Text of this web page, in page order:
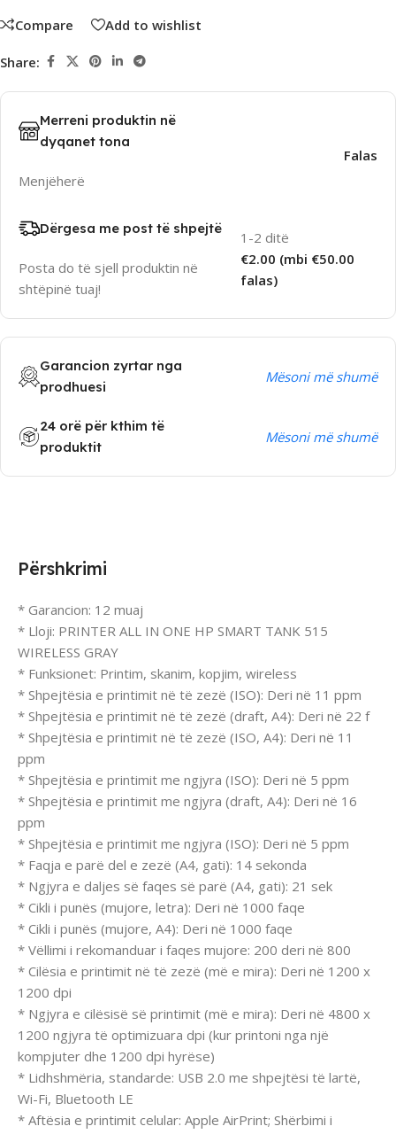
Compare Add to wishlist
Share:
Merreni produktin në
dyqanet tona
Menjëherë
Falas
Dërgesa me post të shpejtë
Posta do të sjell produktin në
shtëpinë tuaj!
1-2 ditë
€2.00 (mbi €50.00
falas)
Garancion zyrtar nga
prodhuesi
Mësoni më shumë
24 orë për kthim të
produktit
Mësoni më shumë
Përshkrimi
* Garancion: 12 muaj
* Lloji: PRINTER ALL IN ONE HP SMART TANK 515
WIRELESS GRAY
* Funksionet: Printim, skanim, kopjim, wireless
* Shpejtësia e printimit në të zezë (ISO): Deri në 11 ppm
* Shpejtësia e printimit në të zezë (draft, A4): Deri në 22 f
* Shpejtësia e printimit në të zezë (ISO, A4): Deri në 11
ppm
* Shpejtësia e printimit me ngjyra (ISO): Deri në 5 ppm
* Shpejtësia e printimit me ngjyra (draft, A4): Deri në 16
ppm
* Shpejtësia e printimit me ngjyra (ISO): Deri në 5 ppm
* Faqja e parë del e zezë (A4, gati): 14 sekonda
* Ngjyra e daljes së faqes së parë (A4, gati): 21 sek
* Cikli i punës (mujore, letra): Deri në 1000 faqe
* Cikli i punës (mujore, A4): Deri në 1000 faqe
* Vëllimi i rekomanduar i faqes mujore: 200 deri në 800
* Cilësia e printimit në të zezë (më e mira): Deri në 1200 x
1200 dpi
* Ngjyra e cilësisë së printimit (më e mira): Deri në 4800 x
1200 ngjyra të optimizuara dpi (kur printoni nga një
kompjuter dhe 1200 dpi hyrëse)
* Lidhshmëria, standarde: USB 2.0 me shpejtësi të lartë,
Wi-Fi, Bluetooth LE
* Aftësia e printimit celular: Apple AirPrint; Shërbimi i